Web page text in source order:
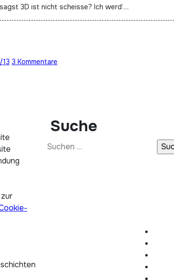
3D ist nicht scheisse? Ich werd‘…
3 Kommentare
Suche
Suchen